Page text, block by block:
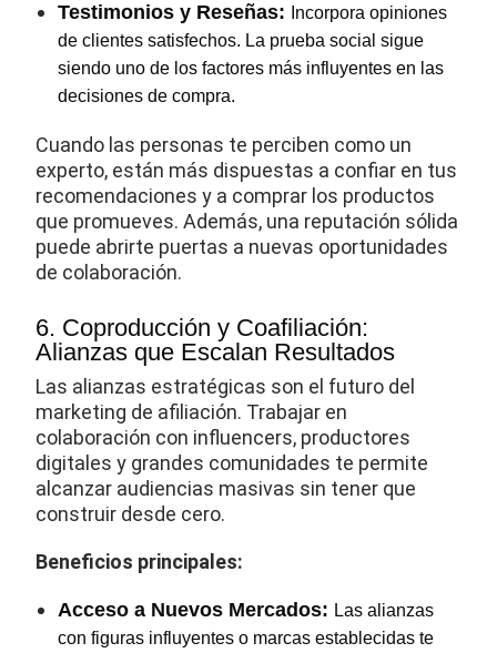
Testimonios y Reseñas:
Incorpora opiniones
de clientes satisfechos. La prueba social sigue
siendo uno de los factores más influyentes en las
decisiones de compra.
Cuando las personas te perciben como un
experto, están más dispuestas a confiar en tus
recomendaciones y a comprar los productos
que promueves. Además, una reputación sólida
puede abrirte puertas a nuevas oportunidades
de colaboración.
6. Coproducción y Coafiliación:
Alianzas que Escalan Resultados
Las alianzas estratégicas son el futuro del
marketing de afiliación. Trabajar en
colaboración con influencers, productores
digitales y grandes comunidades te permite
alcanzar audiencias masivas sin tener que
construir desde cero.
Beneficios principales:
Acceso a Nuevos Mercados: Las alianzas
con figuras influyentes o marcas establecidas te